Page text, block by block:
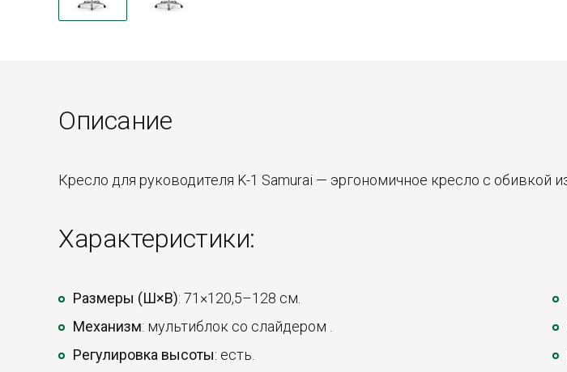
Описание
Кресло для руководителя K-1 Samurai — эргономичное кресло с обивкой
Характеристики:
Размеры (Ш×В): 71×120,5–128 см.
Механизм: мультиблок со слайдером .
Регулировка высоты: есть.